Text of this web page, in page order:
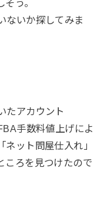
う。
ないか探してみま
たアカウント
手数料値上げによ
ット問屋仕入れ」
ころを見つけたので